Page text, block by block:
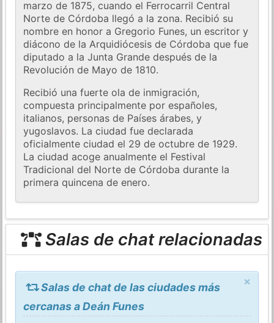
marzo de 1875, cuando el Ferrocarril Central
Norte de Córdoba llegó a la zona. Recibió su
nombre en honor a Gregorio Funes, un escritor y
diácono de la Arquidiócesis de Córdoba que fue
diputado a la Junta Grande después de la
Revolución de Mayo de 1810.
Recibió una fuerte ola de inmigración,
compuesta principalmente por españoles,
italianos, personas de Países árabes, y
yugoslavos. La ciudad fue declarada
oficialmente ciudad el 29 de octubre de 1929.
La ciudad acoge anualmente el Festival
Tradicional del Norte de Córdoba durante la
primera quincena de enero.
Salas de chat relacionadas
×
Salas de chat de las ciudades más
cercanas a Deán Funes